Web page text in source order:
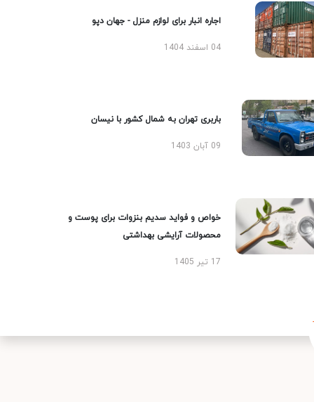
اجاره انبار برای لوازم منزل - جهان دپو
04 اسفند 1404
باربری تهران به شمال کشور با نیسان
09 آبان 1403
خواص و فواید سدیم بنزوات برای پوست و
محصولات آرایشی بهداشتی
17 تیر 1405